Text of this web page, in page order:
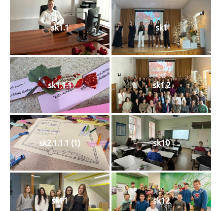
sk1.1 sk1
sk1.1.1 sk1.2
sk2.1.1.1 (1) sk10
sk11 sk12